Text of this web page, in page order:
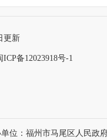
更新
ICP备12023918号-1
单位：福州市马尾区人民政